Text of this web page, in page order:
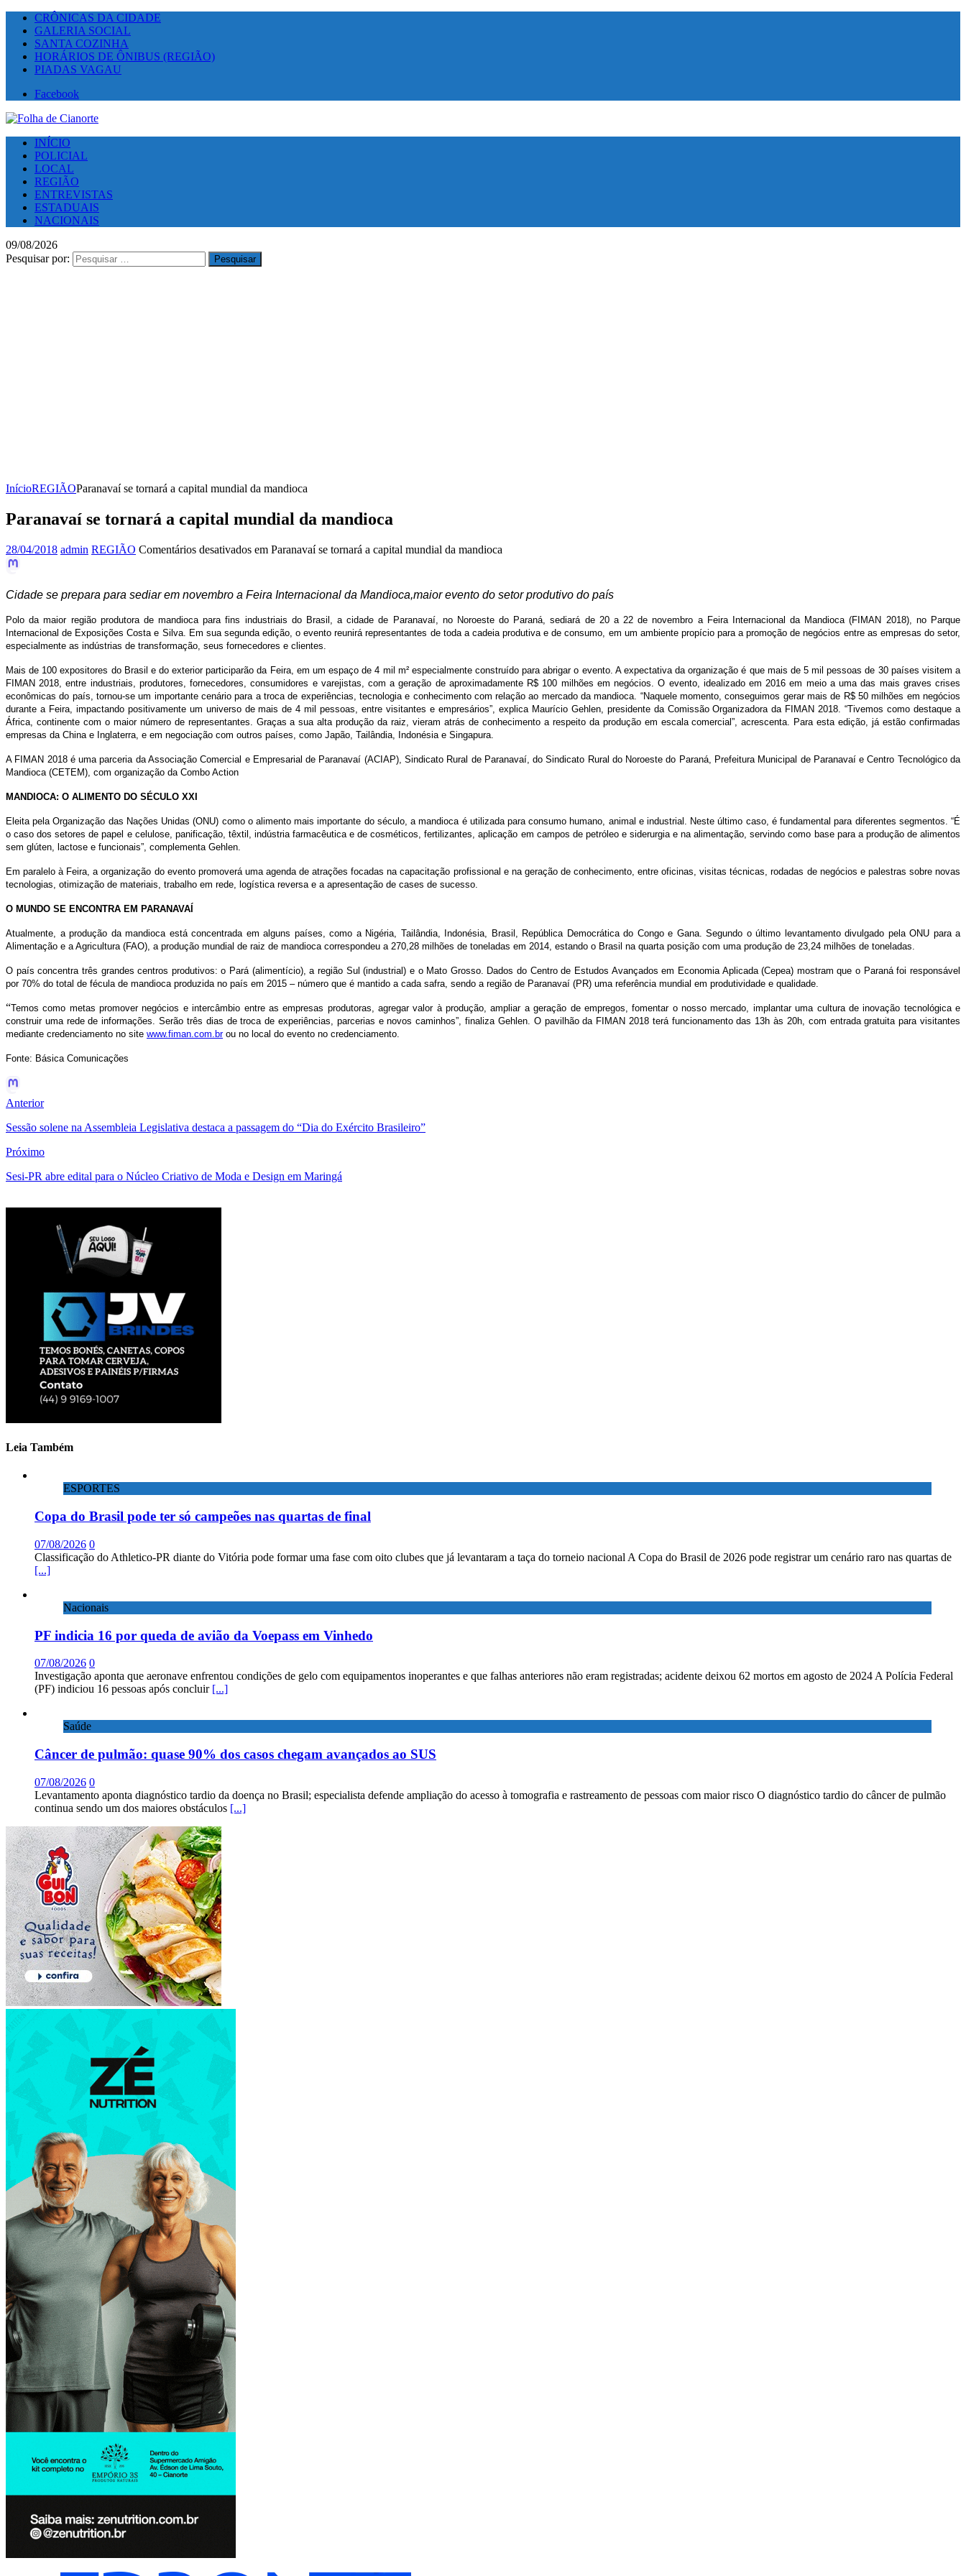
CRÔNICAS DA CIDADE
GALERIA SOCIAL
SANTA COZINHA
HORÁRIOS DE ÔNIBUS (REGIÃO)
PIADAS VAGAU
Facebook
INÍCIO
POLICIAL
LOCAL
REGIÃO
ENTREVISTAS
ESTADUAIS
NACIONAIS
09/08/2026
Pesquisar por:
InícioREGIÃOParanavaí se tornará a capital mundial da mandioca
Paranavaí se tornará a capital mundial da mandioca
28/04/2018 admin REGIÃO Comentários desativados em Paranavaí se tornará a capital mundial da mandioca
Cidade se prepara para sediar em novembro a Feira Internacional da Mandioca,maior evento do setor produtivo do país
Polo da maior região produtora de mandioca para fins industriais do Brasil, a cidade de Paranavaí, no Noroeste do Paraná, sediará de 20 a 22 de novembro a Feira Internacional da Mandioca (FIMAN 2018), no Parque
Internacional de Exposições Costa e Silva. Em sua segunda edição, o evento reunirá representantes de toda a cadeia produtiva e de consumo, em um ambiente propício para a promoção de negócios entre as empresas do setor,
especialmente as indústrias de transformação, seus fornecedores e clientes.
Mais de 100 expositores do Brasil e do exterior participarão da Feira, em um espaço de 4 mil m² especialmente construído para abrigar o evento. A expectativa da organização é que mais de 5 mil pessoas de 30 países visitem a
FIMAN 2018, entre industriais, produtores, fornecedores, consumidores e varejistas, com a geração de aproximadamente R$ 100 milhões em negócios. O evento, idealizado em 2016 em meio a uma das mais graves crises
econômicas do país, tornou-se um importante cenário para a troca de experiências, tecnologia e conhecimento com relação ao mercado da mandioca. “Naquele momento, conseguimos gerar mais de R$ 50 milhões em negócios
durante a Feira, impactando positivamente um universo de mais de 4 mil pessoas, entre visitantes e empresários”, explica Maurício Gehlen, presidente da Comissão Organizadora da FIMAN 2018. “Tivemos como destaque a
África, continente com o maior número de representantes. Graças a sua alta produção da raiz, vieram atrás de conhecimento a respeito da produção em escala comercial”, acrescenta. Para esta edição, já estão confirmadas
empresas da China e Inglaterra, e em negociação com outros países, como Japão, Tailândia, Indonésia e Singapura.
A FIMAN 2018 é uma parceria da Associação Comercial e Empresarial de Paranavaí (ACIAP), Sindicato Rural de Paranavaí, do Sindicato Rural do Noroeste do Paraná, Prefeitura Municipal de Paranavaí e Centro Tecnológico da
Mandioca (CETEM), com organização da Combo Action
MANDIOCA: O ALIMENTO DO SÉCULO XXI
Eleita pela Organização das Nações Unidas (ONU) como o alimento mais importante do século, a mandioca é utilizada para consumo humano, animal e industrial. Neste último caso, é fundamental para diferentes segmentos. “É
o caso dos setores de papel e celulose, panificação, têxtil, indústria farmacêutica e de cosméticos, fertilizantes, aplicação em campos de petróleo e siderurgia e na alimentação, servindo como base para a produção de alimentos
sem glúten, lactose e funcionais”, complementa Gehlen.
Em paralelo à Feira, a organização do evento promoverá uma agenda de atrações focadas na capacitação profissional e na geração de conhecimento, entre oficinas, visitas técnicas, rodadas de negócios e palestras sobre novas
tecnologias, otimização de materiais, trabalho em rede, logística reversa e a apresentação de cases de sucesso.
O MUNDO SE ENCONTRA EM PARANAVAÍ
Atualmente, a produção da mandioca está concentrada em alguns países, como a Nigéria, Tailândia, Indonésia, Brasil, República Democrática do Congo e Gana. Segundo o último levantamento divulgado pela ONU para a
Alimentação e a Agricultura (FAO), a produção mundial de raiz de mandioca correspondeu a 270,28 milhões de toneladas em 2014, estando o Brasil na quarta posição com uma produção de 23,24 milhões de toneladas.
O país concentra três grandes centros produtivos: o Pará (alimentício), a região Sul (industrial) e o Mato Grosso. Dados do Centro de Estudos Avançados em Economia Aplicada (Cepea) mostram que o Paraná foi responsável
por 70% do total de fécula de mandioca produzida no país em 2015 – número que é mantido a cada safra, sendo a região de Paranavaí (PR) uma referência mundial em produtividade e qualidade.
“Temos como metas promover negócios e intercâmbio entre as empresas produtoras, agregar valor à produção, ampliar a geração de empregos, fomentar o nosso mercado, implantar uma cultura de inovação tecnológica e
construir uma rede de informações. Serão três dias de troca de experiências, parcerias e novos caminhos”, finaliza Gehlen. O pavilhão da FIMAN 2018 terá funcionamento das 13h às 20h, com entrada gratuita para visitantes
mediante credenciamento no site www.fiman.com.brou no local do evento no credenciamento.
Fonte: Básica Comunicações
Anterior
Sessão solene na Assembleia Legislativa destaca a passagem do “Dia do Exército Brasileiro”
Próximo
Sesi-PR abre edital para o Núcleo Criativo de Moda e Design em Maringá
Leia Também
ESPORTES
Copa do Brasil pode ter só campeões nas quartas de final
07/08/2026 0
Classificação do Athletico-PR diante do Vitória pode formar uma fase com oito clubes que já levantaram a taça do torneio nacional A Copa do Brasil de 2026 pode registrar um cenário raro nas quartas de
[...]
Nacionais
PF indicia 16 por queda de avião da Voepass em Vinhedo
07/08/2026 0
Investigação aponta que aeronave enfrentou condições de gelo com equipamentos inoperantes e que falhas anteriores não eram registradas; acidente deixou 62 mortos em agosto de 2024 A Polícia Federal
(PF) indiciou 16 pessoas após concluir [...]
Saúde
Câncer de pulmão: quase 90% dos casos chegam avançados ao SUS
07/08/2026 0
Levantamento aponta diagnóstico tardio da doença no Brasil; especialista defende ampliação do acesso à tomografia e rastreamento de pessoas com maior risco O diagnóstico tardio do câncer de pulmão
continua sendo um dos maiores obstáculos [...]